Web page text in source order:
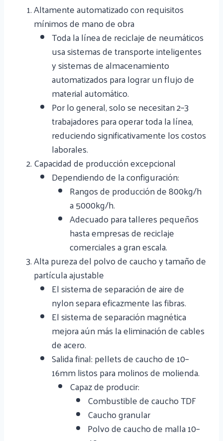
Altamente automatizado con requisitos
mínimos de mano de obra
Toda la línea de reciclaje de neumáticos
usa sistemas de transporte inteligentes
y sistemas de almacenamiento
automatizados para lograr un flujo de
material automático.
Por lo general, solo se necesitan 2–3
trabajadores para operar toda la línea,
reduciendo significativamente los costos
laborales.
Capacidad de producción excepcional
Dependiendo de la configuración:
Rangos de producción de 800kg/h
a 5000kg/h.
Adecuado para talleres pequeños
hasta empresas de reciclaje
comerciales a gran escala.
Alta pureza del polvo de caucho y tamaño de
partícula ajustable
El sistema de separación de aire de
nylon separa eficazmente las fibras.
El sistema de separación magnética
mejora aún más la eliminación de cables
de acero.
Salida final: pellets de caucho de 10–
16mm listos para molinos de molienda.
Capaz de producir:
Combustible de caucho TDF
Caucho granular
Polvo de caucho de malla 10–